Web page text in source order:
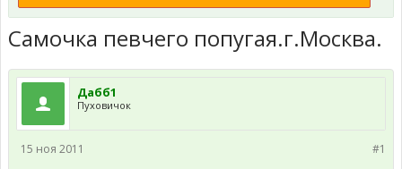
Самочка певчего попугая.г.Москва.
Дабб1
Пуховичок
#1
15 ноя 2011